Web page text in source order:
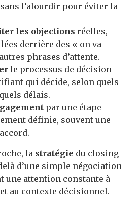
sans l’alourdir pour éviter la
les objections réelles,
derrière des « on va
phrases d’attente.
le processus de décision
qui décide, selon quels
délais.
par une étape
définie, souvent une
la stratégie du closing
d’une simple négociation
une attention constante à
au contexte décisionnel.